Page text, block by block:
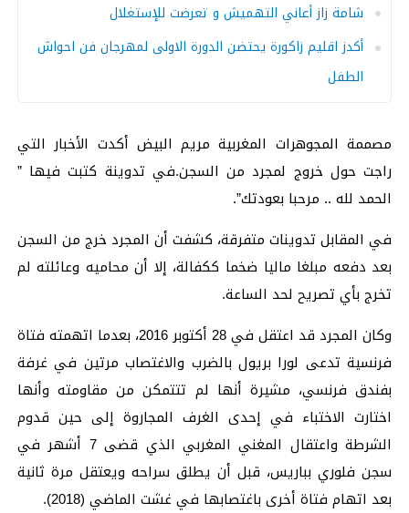
شامة زاز أعاني التهميش و تعرضت للإستغلال
أكدز اقليم زاكورة يحتضن الدورة الاولى لمهرجان فن احواش
الطفل
مصممة المجوهرات المغربية مريم البيض أكدت الأخبار التي
راجت حول خروج لمجرد من السجن.في تدوينة كتبت فيها ”
الحمد لله .. مرحبا بعودتك”.
في المقابل تدوينات متفرقة، كشفت أن المجرد خرج من السجن
بعد دفعه مبلغا ماليا ضخما ككفالة، إلا أن محاميه وعائلته لم
تخرج بأي تصريح لحد الساعة.
وكان المجرد قد اعتقل في 28 أكتوبر 2016، بعدما اتهمته فتاة
فرنسية تدعى لورا بريول بالضرب والاغتصاب مرتين في غرفة
بفندق فرنسي، مشيرة أنها لم تتتمكن من مقاومته وأنها
اختارت الاختباء في إحدى الغرف المجاروة إلى حين قدوم
الشرطة واعتقال المغني المغربي الذي قضى 7 أشهر في
سجن فلوري بباريس، قبل أن يطلق سراحه ويعتقل مرة ثانية
بعد اتهام فتاة أخرى باغتصابها في غشت الماضي (2018).